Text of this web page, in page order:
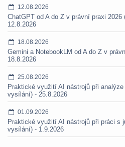
12.08.2026
ChatGPT od A do Z v právní praxi
12.8.2026
18.08.2026
Gemini a NotebookLM od A do Z v
18.8.2026
25.08.2026
Praktické využití AI nástrojů při
vysílání) - 25.8.2026
01.09.2026
Praktické využití AI nástrojů při práci s
vysílání) - 1.9.2026